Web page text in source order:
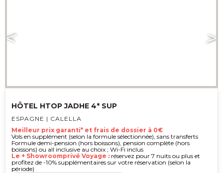
HÔTEL HTOP JADHE 4* SUP
ESPAGNE | CALELLA
Meilleur prix garanti* et frais de dossier à 0€
Vols en supplément (selon la formule sélectionnée), sans transferts
Formule demi-pension (hors boissons), pension complète (hors
boissons) ou all inclusive au choix ; Wi-Fi inclus
Le + Showroomprivé Voyage : réservez pour 7 nuits ou plus et
profitez de -10% supplémentaires sur votre réservation (selon la
période)